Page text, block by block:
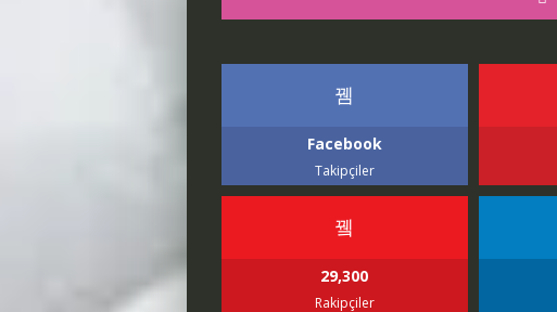
Facebook
Takipçiler
29,300
Rakipçiler